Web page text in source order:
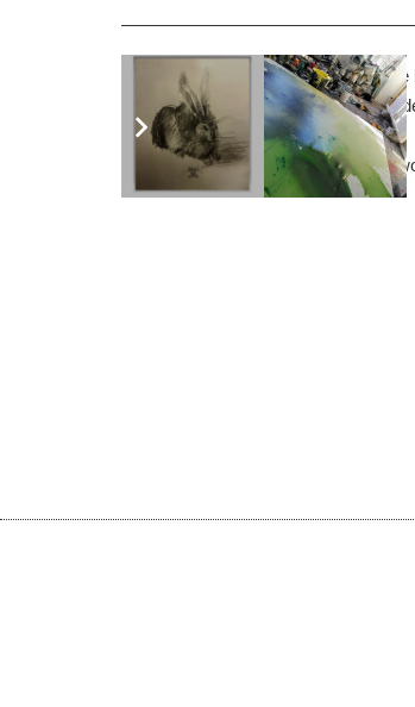
Den Arbeiten Werner Ahring liegt
Metall und Ton sind Teil der
verwoben werden.
Ikonenhaft präsentieren sich dieser